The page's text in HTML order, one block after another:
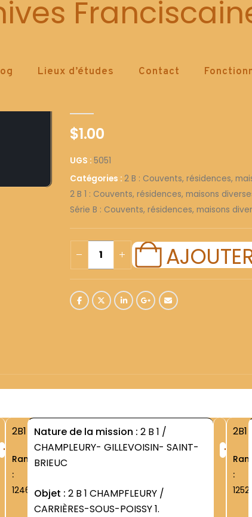
Lieux d’études Contact
5051
$1.00
UGS : 5051
Catégories : 2 B : Couvents, résidences,
2 B 1 : Couvents, résidences, maisons
Série B : Couvents, résidences, maisons
+
2B1
Rang
:
1246
Nature de la mission : 2 B 1 /
CHAMPLEURY- GILLEVOISIN- SAINT-
BRIEUC
Objet : 2 B 1 CHAMPFLEURY /
CARRIÈRES-SOUS-POISSY 1.
+
2B1
Rang
:
1252